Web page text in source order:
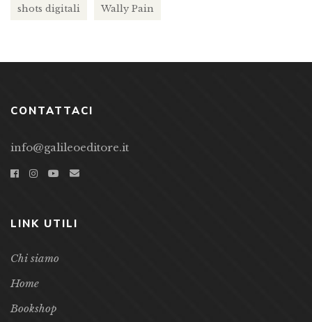
shots digitali Wally Pain
CONTATTACI
info@galileoeditore.it
LINK UTILI
Chi siamo
Home
Bookshop